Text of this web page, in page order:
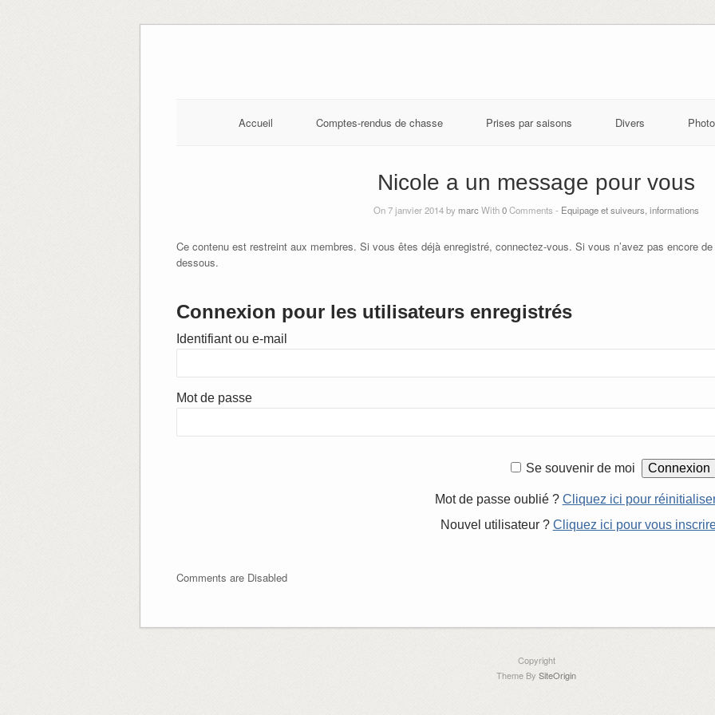
Accueil Comptes-rendus de chasse Prises par saisons Divers
Nicole a un message pour vous
On 7 janvier 2014 by marcWith0Comments - Equipage et suiveurs, informations
Ce contenu est restreint aux membres. Si vous êtes déjà enregistré, connectez-vous. Si vous n’avez pas encore
dessous.
Connexion pour les utilisateurs enregistrés
Identifiant ou e-mail
Mot de passe
Se souvenir de moi
Mot de passe oublié ? Cliquez ici pour
Nouvel utilisateur ? Cliquez ici pour vous
Comments are Disabled
Copyright
Theme By SiteOrigin